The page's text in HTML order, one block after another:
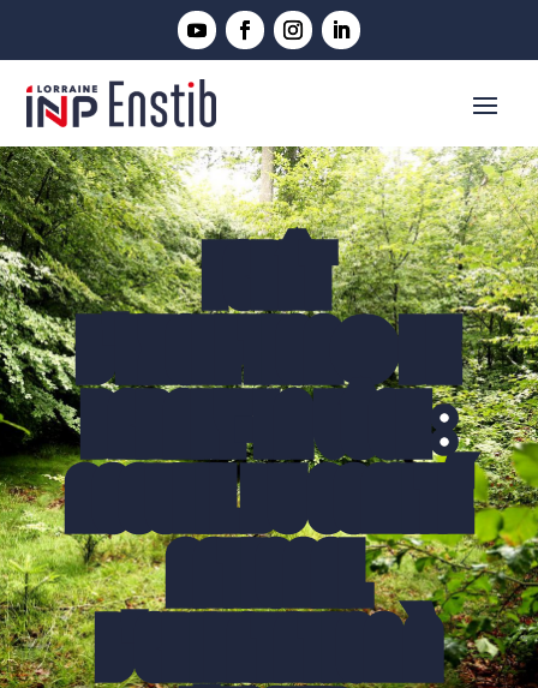
D'EXCEPTION® DE
DARNEY-LA VÔGE :
ACCUEIL DU COMITÉ
NATIONAL
D'ORIENTATION À